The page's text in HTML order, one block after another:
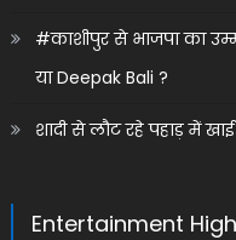
#काशीपुर से भाजपा का
या Deepak Bali ?
शादी से लौट रहे पहाड़ में
Entertainment